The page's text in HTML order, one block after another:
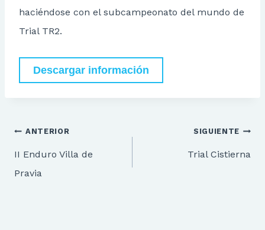
haciéndose con el subcampeonato del mundo de
Trial TR2.
Descargar información
Navegación
de
entradas
ANTERIOR
II Enduro Villa de
Pravia
SIGUIENTE
Trial Cistierna